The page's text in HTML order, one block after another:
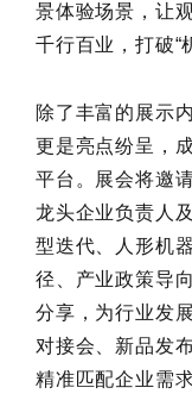
景体验场景，让
千行百业，打破“
除了丰富的展示
更是亮点纷呈，
平台。展会将邀
龙头企业负责人
型迭代、人形机
径、产业政策导
分享，为行业发
对接会、新品发
精准匹配企业需